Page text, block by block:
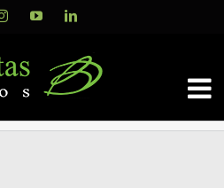
InstagramYouTubeLinkedIn